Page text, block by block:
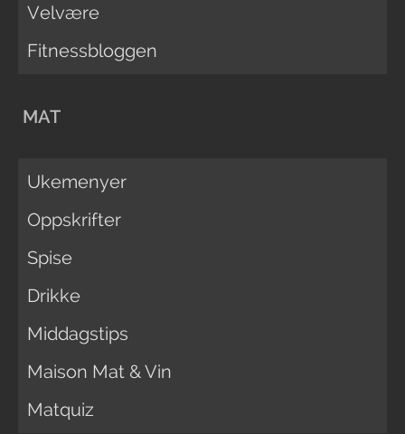
Velvære
Fitnessbloggen
MAT
Ukemenyer
Oppskrifter
Spise
Drikke
Middagstips
Maison Mat & Vin
Matquiz